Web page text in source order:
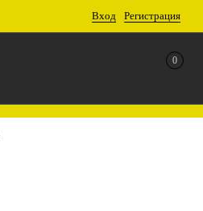
Вход Регистрация
0